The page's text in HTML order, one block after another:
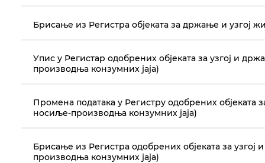
Брисање из Регистра објеката за држање и узгој
Упис у Регистар одобрених објеката за узгој и
производња конзумних јаја)
Промена података у Регистру одобрених
носиље-производња конзумних јаја)
Брисање из Регистра одобрених објеката за
производња конзумних јаја)